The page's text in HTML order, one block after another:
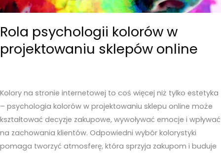
Rola psychologii kolorów w
projektowaniu sklepów online
Kolory na stronie internetowej to coś więcej niż tylko estetyka
– psychologia kolorów w projektowaniu sklepu online może
kształtować decyzje zakupowe, wywoływać emocje i wpływać
na zachowania klientów. Odpowiedni wybór kolorystyki
pomaga tworzyć atmosferę, która sprzyja zakupom i buduje